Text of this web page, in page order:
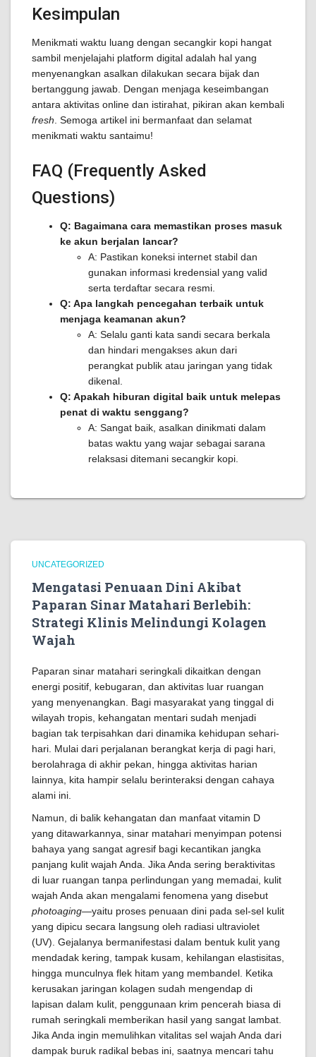
Kesimpulan
Menikmati waktu luang dengan secangkir kopi hangat
sambil menjelajahi platform digital adalah hal yang
menyenangkan asalkan dilakukan secara bijak dan
bertanggung jawab. Dengan menjaga keseimbangan
antara aktivitas online dan istirahat, pikiran akan kembali
fresh . Semoga artikel ini bermanfaat dan selamat
menikmati waktu santaimu!
FAQ (Frequently Asked
Questions)
Q: Bagaimana cara memastikan proses masuk
ke akun berjalan lancar?
A: Pastikan koneksi internet stabil dan
gunakan informasi kredensial yang valid
serta terdaftar secara resmi.
Q: Apa langkah pencegahan terbaik untuk
menjaga keamanan akun?
A: Selalu ganti kata sandi secara berkala
dan hindari mengakses akun dari
perangkat publik atau jaringan yang tidak
dikenal.
Q: Apakah hiburan digital baik untuk melepas
penat di waktu senggang?
A: Sangat baik, asalkan dinikmati dalam
batas waktu yang wajar sebagai sarana
relaksasi ditemani secangkir kopi.
UNCATEGORIZED
Mengatasi Penuaan Dini Akibat
Paparan Sinar Matahari Berlebih:
Strategi Klinis Melindungi Kolagen
Wajah
Paparan sinar matahari seringkali dikaitkan dengan
energi positif, kebugaran, dan aktivitas luar ruangan
yang menyenangkan. Bagi masyarakat yang tinggal di
wilayah tropis, kehangatan mentari sudah menjadi
bagian tak terpisahkan dari dinamika kehidupan sehari-
hari. Mulai dari perjalanan berangkat kerja di pagi hari,
berolahraga di akhir pekan, hingga aktivitas harian
lainnya, kita hampir selalu berinteraksi dengan cahaya
alami ini.
Namun, di balik kehangatan dan manfaat vitamin D
yang ditawarkannya, sinar matahari menyimpan potensi
bahaya yang sangat agresif bagi kecantikan jangka
panjang kulit wajah Anda. Jika Anda sering beraktivitas
di luar ruangan tanpa perlindungan yang memadai, kulit
wajah Anda akan mengalami fenomena yang disebut
photoaging—yaitu proses penuaan dini pada sel-sel kulit
yang dipicu secara langsung oleh radiasi ultraviolet
(UV). Gejalanya bermanifestasi dalam bentuk kulit yang
mendadak kering, tampak kusam, kehilangan elastisitas,
hingga munculnya flek hitam yang membandel. Ketika
kerusakan jaringan kolagen sudah mengendap di
lapisan dalam kulit, penggunaan krim pencerah biasa di
rumah seringkali memberikan hasil yang sangat lambat.
Jika Anda ingin memulihkan vitalitas sel wajah Anda dari
dampak buruk radikal bebas ini, saatnya mencari tahu